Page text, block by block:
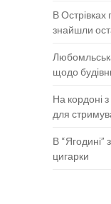
В Острівках
знайшли
щодо
На кордоні
для
В “Ягодині”
цигарки